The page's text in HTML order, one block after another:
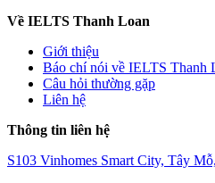
Về IELTS Thanh Loan
Giới thiệu
Báo chí nói về IELTS Thanh
Câu hỏi thường gặp
Liên hệ
Thông tin liên hệ
S103 Vinhomes Smart City, Tây